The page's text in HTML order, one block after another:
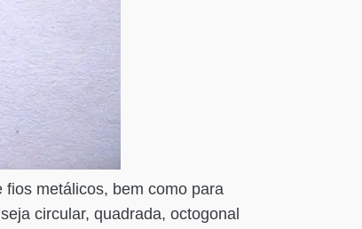
metálicos, bem como para
circular, quadrada, octogonal